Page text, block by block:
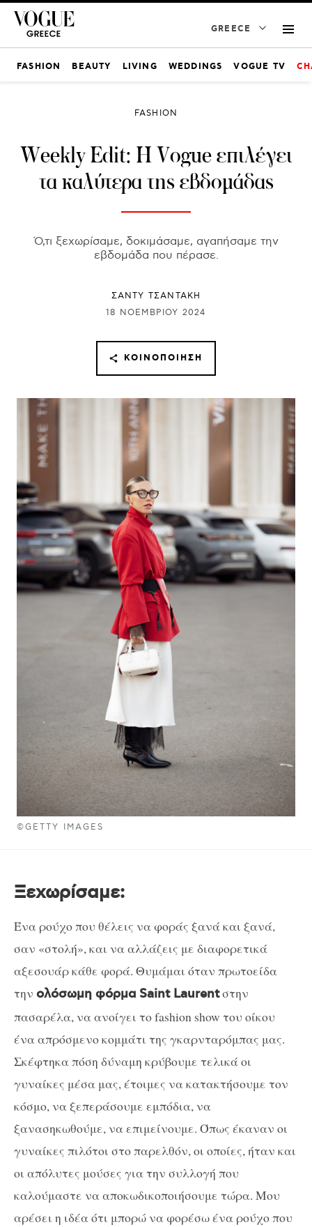
GREECE
FASHION BEAUTY LIVING WEDDINGS VOGUE TV
©GETTY IMAGES
FASHION
Weekly Edit: Η Vogue επιλέγει
τα καλύτερα της εβδομάδας
Ό,τι ξεχωρίσαμε, δοκιμάσαμε, αγαπήσαμε την
εβδομάδα που πέρασε.
ΣΑΝΤΥ ΤΣΑΝΤΑΚΗ
18 ΝΟΕΜΒΡΊΟΥ 2024
ΚΟΙΝΟΠΟΊΗΣΗ
Ξεχωρίσαμε:
Ένα ρούχο που θέλεις να φοράς ξανά και ξανά,
σαν «στολή», και να αλλάζεις με διαφορετικά
αξεσουάρ κάθε φορά. Θυμάμαι όταν πρωτοείδα
την ολόσωμη φόρμα Saint Laurentστην
πασαρέλα, να ανοίγει τοfashion show του οίκου
ένα απρόσμενο κομμάτι της γκαρνταρόμπας μας.
Σκέφτηκα πόση δύναμη κρύβουμε τελικά οι
γυναίκες μέσα μας, έτοιμες να κατακτήσουμε τον
κόσμο, να ξεπεράσουμε εμπόδια, να
ξανασηκωθούμε, να επιμείνουμε. Όπως έκαναν οι
γυναίκες πιλότοι στο παρελθόν, οι οποίες, ήταν και
οι απόλυτες μούσες για την συλλογή που
καλούμαστε να αποκωδικοποιήσουμε τώρα. Μου
αρέσει η ιδέα ότι μπορώ να φορέσω ένα ρούχο που